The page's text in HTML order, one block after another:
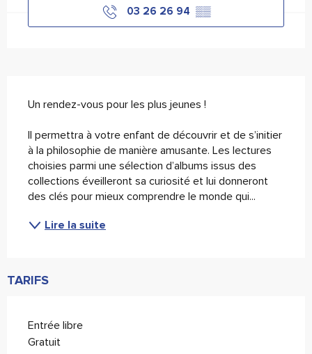
03 26 26 94 ▒▒
Un rendez-vous pour les plus jeunes !
Il permettra à votre enfant de découvrir et de s’initier
à la philosophie de manière amusante. Les lectures
choisies parmi une sélection d’albums issus des
collections éveilleront sa curiosité et lui donneront
des clés pour mieux comprendre le monde qui...
Lire la suite
TARIFS
Entrée libre
Gratuit